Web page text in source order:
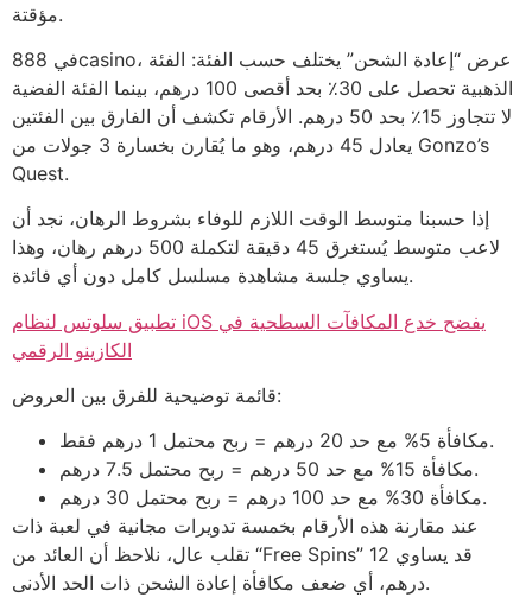
مؤقتة.
في 888casino، عرض “إعادة الشحن” يختلف حسب الفئة: الفئة
الذهبية تحصل على 30٪ بحد أقصى 100 درهم، بينما الفئة الفضية
لا تتجاوز 15٪ بحد 50 درهم. الأرقام تكشف أن الفارق بين الفئتين
يعادل 45 درهم، وهو ما يُقارن بخسارة 3 جولات من Gonzo’s
Quest.
إذا حسبنا متوسط الوقت اللازم للوفاء بشروط الرهان، نجد أن
لاعب متوسط يُستغرق 45 دقيقة لتكملة 500 درهم رهان، وهذا
يساوي جلسة مشاهدة مسلسل كامل دون أي فائدة.
تطبيق سلوتس لنظام iOS يفضح خدع المكافآت السطحية في
الكازينو الرقمي
قائمة توضيحية للفرق بين العروض:
مكافأة 5% مع حد 20 درهم = ربح محتمل 1 درهم فقط.
مكافأة 15% مع حد 50 درهم = ربح محتمل 7.5 درهم.
مكافأة 30% مع حد 100 درهم = ربح محتمل 30 درهم.
عند مقارنة هذه الأرقام بخمسة تدويرات مجانية في لعبة ذات
تقلب عال، نلاحظ أن العائد من “Free Spins” قد يساوي 12
درهم، أي ضعف مكافأة إعادة الشحن ذات الحد الأدنى.